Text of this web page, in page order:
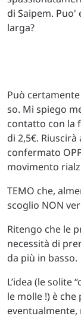
di Saipem.
larga?
Può
so. Mi spiego
contatto con la
di 2,5€. Riuscirà
confermato
movimento
TEMO che,
scoglio NON
Ritengo che le
necessità di
da più in basso.
L’idea (le solite
le molle !) è